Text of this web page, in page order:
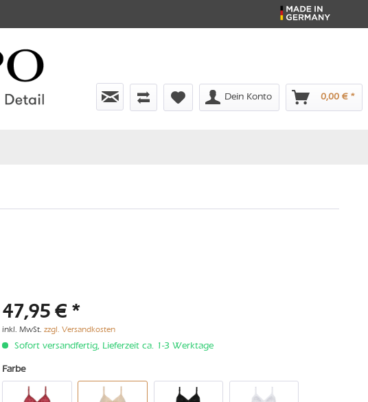
Dein Konto 0,00 € *
47,95 € *
inkl. MwSt.zzgl. Versandkosten
Sofort versandfertig, Lieferzeit ca. 1-3 Werktage
Farbe